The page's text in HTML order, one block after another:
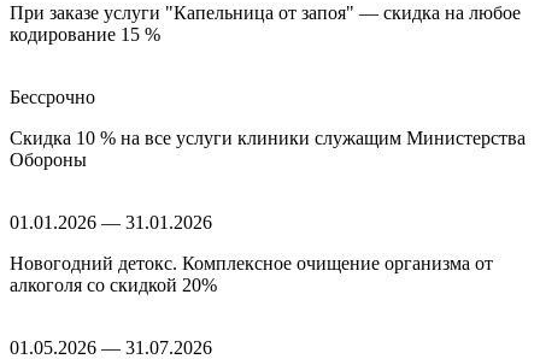
При заказе услуги "Капельница от запоя" — скидка на любое
кодирование 15 %
Бессрочно
Скидка 10 % на все услуги клиники служащим Министерства
Обороны
01.01.2026 — 31.01.2026
Новогодний детокс. Комплексное очищение организма от
алкоголя со скидкой 20%
01.05.2026 — 31.07.2026